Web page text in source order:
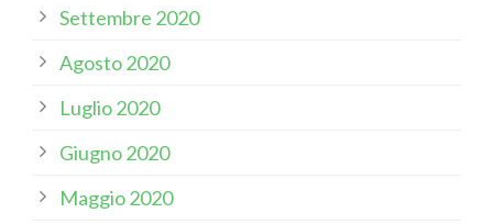
Settembre 2020
Agosto 2020
Luglio 2020
Giugno 2020
Maggio 2020